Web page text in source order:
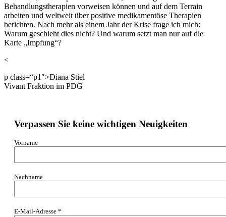
Behandlungstherapien vorweisen können und auf dem Terrain
arbeiten und weltweit über positive medikamentöse Therapien
berichten. Nach mehr als einem Jahr der Krise frage ich mich:
Warum geschieht dies nicht? Und warum setzt man nur auf die
Karte „Impfung“?
<
p class=“p1″>Diana Stiel
Vivant Fraktion im PDG
Verpassen Sie keine wichtigen Neuigkeiten
Vorname
Nachname
E-Mail-Adresse *